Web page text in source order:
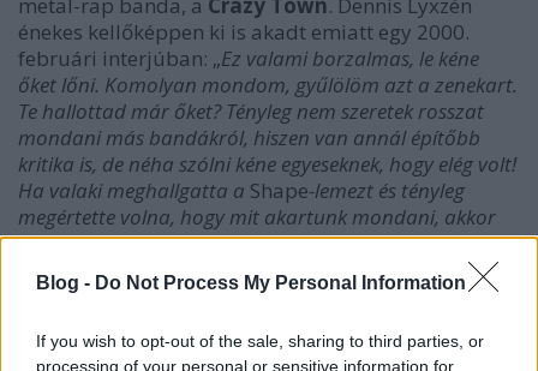
Blog - Do Not Process My Personal Information
If you wish to opt-out of the sale, sharing to third parties, or
processing of your personal or sensitive information for
énekes kellőképpen ki is akadt emiatt egy 2000.
februári interjúban: „Ez valami borzalmas, le kéne
őket lőni. Komolyan mondom, gyűlölöm azt a zenekart.
Te hallottad már őket? Tényleg nem szeretek rosszat
mondani más bandákról, hiszen van annál építőbb
kritika is, de néha szólni kéne egyeseknek, hogy elég volt!
Ha valaki meghallgatta a Shape-lemezt és tényleg
megértette volna, hogy mit akartunk mondani, akkor
nem lenne a Crazy Town tagja és nem gondolná azt,
hogy a punk új formája az, hogy valaki egy DJ-t vesz be
egy metal zenekarba. Ha ezek tényleg szerették a
ami tényleg fontos volt számunkra.”